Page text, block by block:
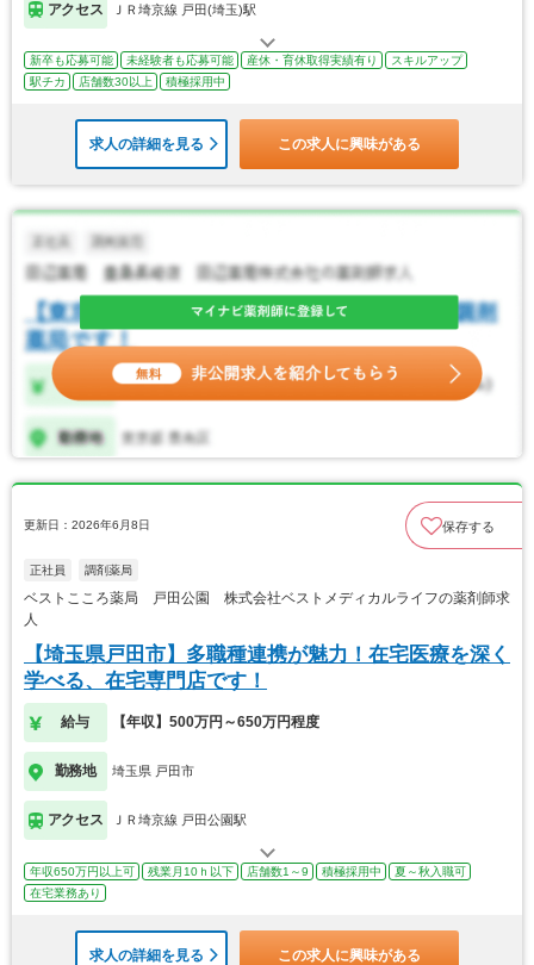
アクセス ＪＲ埼京線 戸田(埼玉)駅
新卒も応募可能 未経験者も応募可能 産休・育休取得実績有り
スキルアップ
駅チカ
店舗数30以上 積極採用中
求人の詳細を見る この求人に興味がある
更新日：2026年6月8日 保存する
正社員 調剤薬局
ベストこころ薬局 戸田公園 株式会社ベストメディカルライフの薬剤師求
人
【埼玉県戸田市】多職種連携が魅力！在宅医療を深く
学べる、在宅専門店です！
給与 【年収】500万円～650万円程度
勤務地 埼玉県 戸田市
アクセス ＪＲ埼京線 戸田公園駅
年収650万円以上可 残業月10ｈ以下 店舗数1～9 積極採用中
夏～秋入職可
在宅業務あり
求人の詳細を見る この求人に興味がある